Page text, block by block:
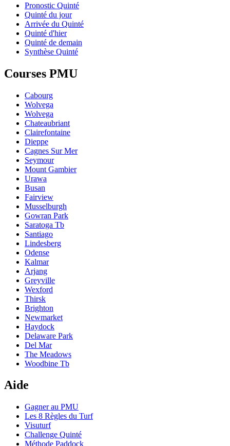
Pronostic Quinté
Quinté du jour
Arrivée du Quinté
Quinté d'hier
Quinté de demain
Synthèse Quinté
Courses PMU
Cabourg
Wolvega
Wolvega
Chateaubriant
Clairefontaine
Dieppe
Cagnes Sur Mer
Seymour
Mount Gambier
Urawa
Busan
Fairview
Musselburgh
Gowran Park
Saratoga Tb
Santiago
Lindesberg
Odense
Kalmar
Arjang
Greyville
Wexford
Thirsk
Brighton
Newmarket
Haydock
Delaware Park
Del Mar
The Meadows
Woodbine Tb
Aide
Gagner au PMU
Les 8 Règles du Turf
Visuturf
Challenge Quinté
Méthode Paddock